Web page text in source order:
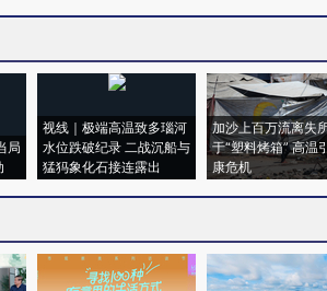
局
视线｜极端高温致多瑙河
水位跌破纪录 二战沉船与
猛犸象化石接连露出
加沙上百万流离失
于“塑料烤箱” 高温
康危机